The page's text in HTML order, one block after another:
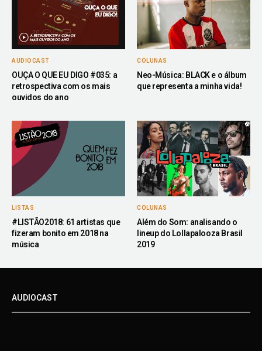
AUDIOCAST
OUÇA O QUE EU DIGO #035: a
retrospectiva com os mais
ouvidos do ano
COLUNAS
Neo-Música: BLACK e o álbum
que representa a minha vida!
LISTAS
#LISTÃO2018: 61 artistas que
fizeram bonito em 2018 na
música
COLUNAS
Além do Som: analisando o
lineup do Lollapalooza Brasil
2019
AUDIOCAST